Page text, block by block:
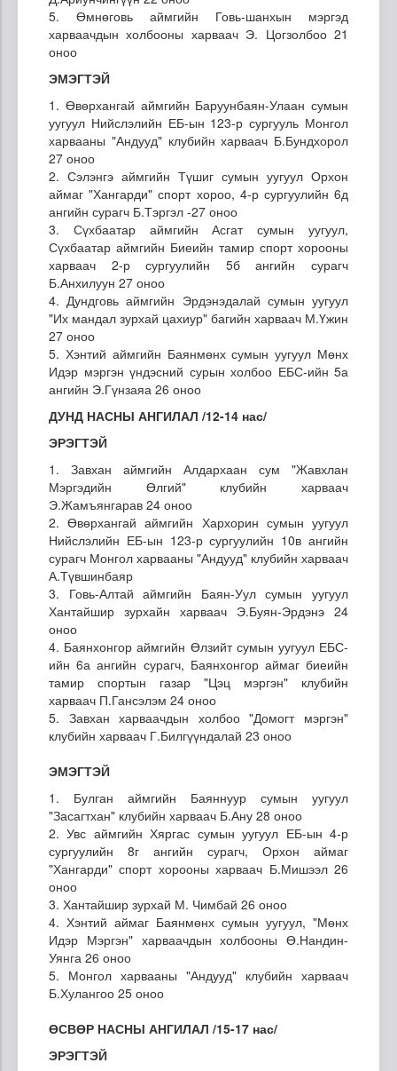
5. Өмнөговь аймгийн Говь-шанхын мэргэд
харваачдын холбооны харваач Э. Цогзолбоо 21
оноо
ЭМЭГТЭЙ
1. Өвөрхангай аймгийн Баруунбаян-Улаан сумын
уугуул Нийслэлийн ЕБ-ын 123-р сургууль Монгол
харвааны "Андууд" клубийн харваач Б.Бундхорол
27 оноо
2. Сэлэнгэ аймгийн Түшиг сумын уугуул Орхон
аймаг "Хангарди" спорт хороо, 4-р сургуулийн 6д
ангийн сурагч Б.Тэргэл -27 оноо
3. Сүхбаатар аймгийн Асгат сумын уугуул,
Сүхбаатар аймгийн Биеийн тамир спорт хорооны
харваач 2-р сургуулийн 5б ангийн сурагч
Б.Анхилуун 27 оноо
4. Дундговь аймгийн Эрдэнэдалай сумын уугуул
"Их мандал зурхай цахиур" багийн харваач М.Үжин
27 оноо
5. Хэнтий аймгийн Баянмөнх сумын уугуул Мөнх
Идэр мэргэн үндэсний сурын холбоо ЕБС-ийн 5а
ангийн Э.Гүнзаяа 26 оноо
ДУНД НАСНЫ АНГИЛАЛ /12-14 нас/
ЭРЭГТЭЙ
1. Завхан аймгийн Алдархаан сум "Жавхлан
Мэргэдийн Өлгий" клубийн харваач
Э.Жамъянгарав 24 оноо
2. Өвөрхангай аймгийн Хархорин сумын уугуул
Нийслэлийн ЕБ-ын 123-р сургуулийн 10в ангийн
сурагч Монгол харвааны "Андууд" клубийн харваач
А.Түвшинбаяр
3. Говь-Алтай аймгийн Баян-Уул сумын уугуул
Хантайшир зурхайн харваач Э.Буян-Эрдэнэ 24
оноо
4. Баянхонгор аймгийн Өлзийт сумын уугуул ЕБС-
ийн 6а ангийн сурагч, Баянхонгор аймаг биеийн
тамир спортын газар "Цэц мэргэн" клубийн
харваач П.Гансэлэм 24 оноо
5. Завхан харваачдын холбоо "Домогт мэргэн"
клубийн харваач Г.Билгүүндалай 23 оноо
ЭМЭГТЭЙ
1. Булган аймгийн Баяннуур сумын уугуул
"Засагтхан" клубийн харваач Б.Ану 28 оноо
2. Увс аймгийн Хяргас сумын уугуул ЕБ-ын 4-р
сургуулийн 8г ангийн сурагч, Орхон аймаг
"Хангарди" спорт хорооны харваач Б.Мишээл 26
оноо
3. Хантайшир зурхай М. Чимбай 26 оноо
4. Хэнтий аймаг Баянмөнх сумын уугуул, "Мөнх
Идэр Мэргэн" харваачдын холбооны Ө.Нандин-
Уянга 26 оноо
5. Монгол харвааны "Андууд" клубийн харваач
Б.Хулангоо 25 оноо
ӨСВӨР НАСНЫ АНГИЛАЛ /15-17 нас/
ЭРЭГТЭЙ